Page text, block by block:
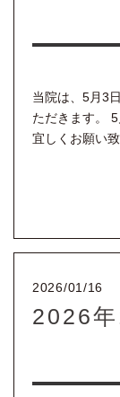
当院は、5月3
ただきます。
宜しくお願い致
2026/01/16
2026